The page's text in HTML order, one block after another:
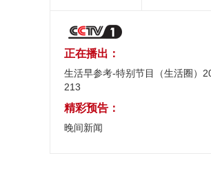
正在播出：
生活早参考-特别节目（生活圈）
213
精彩预告：
晚间新闻